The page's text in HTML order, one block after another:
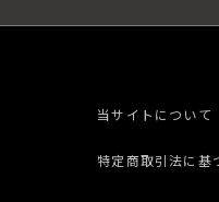
当サイトについて
特定商取引法に基